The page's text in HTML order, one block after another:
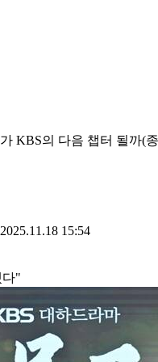
KBS의 다음 챕터 될까(
15:54
"